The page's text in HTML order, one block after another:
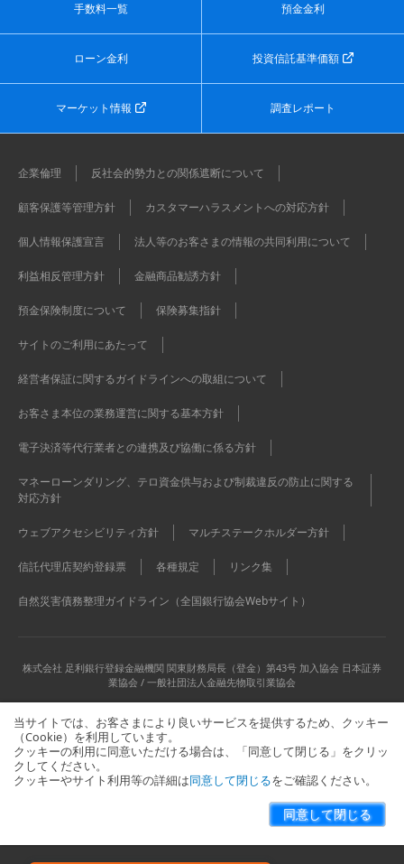
手数料一覧 預金金利
ローン金利 投資信託基準価額
マーケット情報 調査レポート
企業倫理 反社会的勢力との関係遮断について
顧客保護等管理方針 カスタマーハラスメントへの対応方針
個人情報保護宣言 法人等のお客さまの情報の共同利用について
利益相反管理方針 金融商品勧誘方針
預金保険制度について 保険募集指針
サイトのご利用にあたって
経営者保証に関するガイドラインへの取組について
お客さま本位の業務運営に関する基本方針
電子決済等代行業者との連携及び協働に係る方針
マネーローンダリング、テロ資金供与および制裁違反の防止に関する
対応方針
ウェブアクセシビリティ方針 マルチステークホルダー方針
信託代理店契約登録票 各種規定 リンク集
自然災害債務整理ガイドライン（全国銀行協会Webサイト）
株式会社 足利銀行登録金融機関 関東財務局長（登金）第43号 加入協会 日本証券
業協会 / 一般社団法人金融先物取引業協会
Copyright © The Ashikaga Bank, Ltd. All Rights Reserved.
当サイトでは、お客さまにより良いサービスを提供するため、クッキー
（Cookie）を利用しています。
クッキーの利用に同意いただける場合は、「同意して閉じる」をクリッ
クしてください。
クッキーやサイト利用等の詳細は同意して閉じるをご確認ください。
同意して閉じる